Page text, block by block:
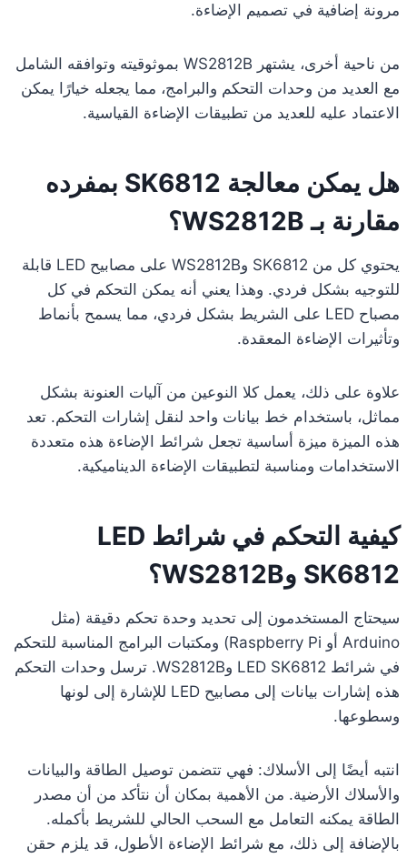
مرونة إضافية في تصميم الإضاءة.
من ناحية أخرى، يشتهر WS2812B بموثوقيته وتوافقه الشامل
مع العديد من وحدات التحكم والبرامج، مما يجعله خيارًا يمكن
الاعتماد عليه للعديد من تطبيقات الإضاءة القياسية.
هل يمكن معالجة SK6812 بمفرده
مقارنة بـ WS2812B؟
يحتوي كل من SK6812 وWS2812B على مصابيح LED قابلة
للتوجيه بشكل فردي. وهذا يعني أنه يمكن التحكم في كل
مصباح LED على الشريط بشكل فردي، مما يسمح بأنماط
وتأثيرات الإضاءة المعقدة.
علاوة على ذلك، يعمل كلا النوعين من آليات العنونة بشكل
مماثل، باستخدام خط بيانات واحد لنقل إشارات التحكم. تعد
هذه الميزة ميزة أساسية تجعل شرائط الإضاءة هذه متعددة
الاستخدامات ومناسبة لتطبيقات الإضاءة الديناميكية.
كيفية التحكم في شرائط LED
SK6812 وWS2812B؟
سيحتاج المستخدمون إلى تحديد وحدة تحكم دقيقة (مثل
Arduino أو Raspberry Pi) ومكتبات البرامج المناسبة للتحكم
في شرائط LED SK6812 وWS2812B. ترسل وحدات التحكم
هذه إشارات بيانات إلى مصابيح LED للإشارة إلى لونها
وسطوعها.
انتبه أيضًا إلى الأسلاك: فهي تتضمن توصيل الطاقة والبيانات
والأسلاك الأرضية. من الأهمية بمكان أن نتأكد من أن مصدر
الطاقة يمكنه التعامل مع السحب الحالي للشريط بأكمله.
بالإضافة إلى ذلك، مع شرائط الإضاءة الأطول، قد يلزم حقن